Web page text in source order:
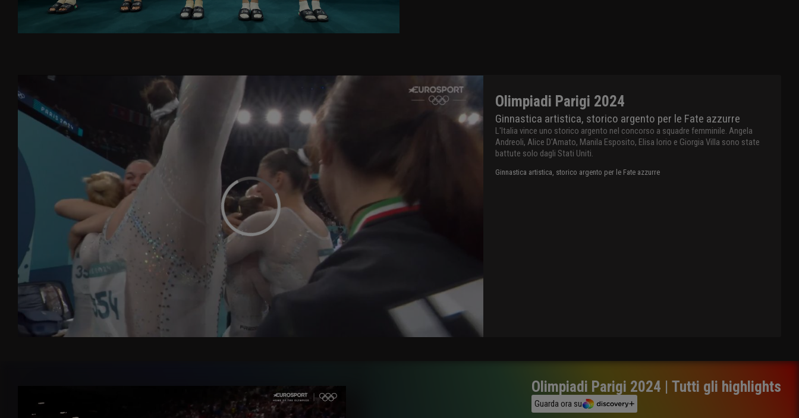
Olimpiadi Parigi 2024
Ginnastica artistica, storico argento per le Fate azzurre
L'Italia vince uno storico argento nel concorso a squadre femminile. Angela
Andreoli, Alice D'Amato, Manila Esposito, Elisa Iorio e Giorgia Villa sono state
battute solo dagli Stati Uniti.
Ginnastica artistica, storico argento per le Fate azzurre
Olimpiadi Parigi 2024 | Tutti gli highlights
Guarda ora su